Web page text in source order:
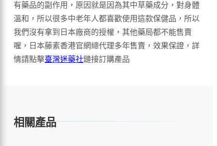
有藥品的副作用，原因就是因為其中草藥成分，對身體
溫和，所以很多中老年人都喜歡使用這款保健品，所以
我們沒有拿到日本廠商的授權，其他藥局都不能售賣
喔，日本藤素香港官網總代理多年售賣，效果保證，詳
情請點擊臺灣迷藥社鏈接訂購產品
相關產品